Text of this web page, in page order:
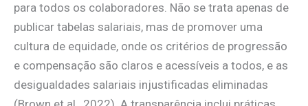
para todos os colaboradores. Não se trata apenas de
publicar tabelas salariais, mas de promover uma
cultura de equidade, onde os critérios de progressão
e compensação são claros e acessíveis a todos, e as
desigualdades salariais injustificadas eliminadas